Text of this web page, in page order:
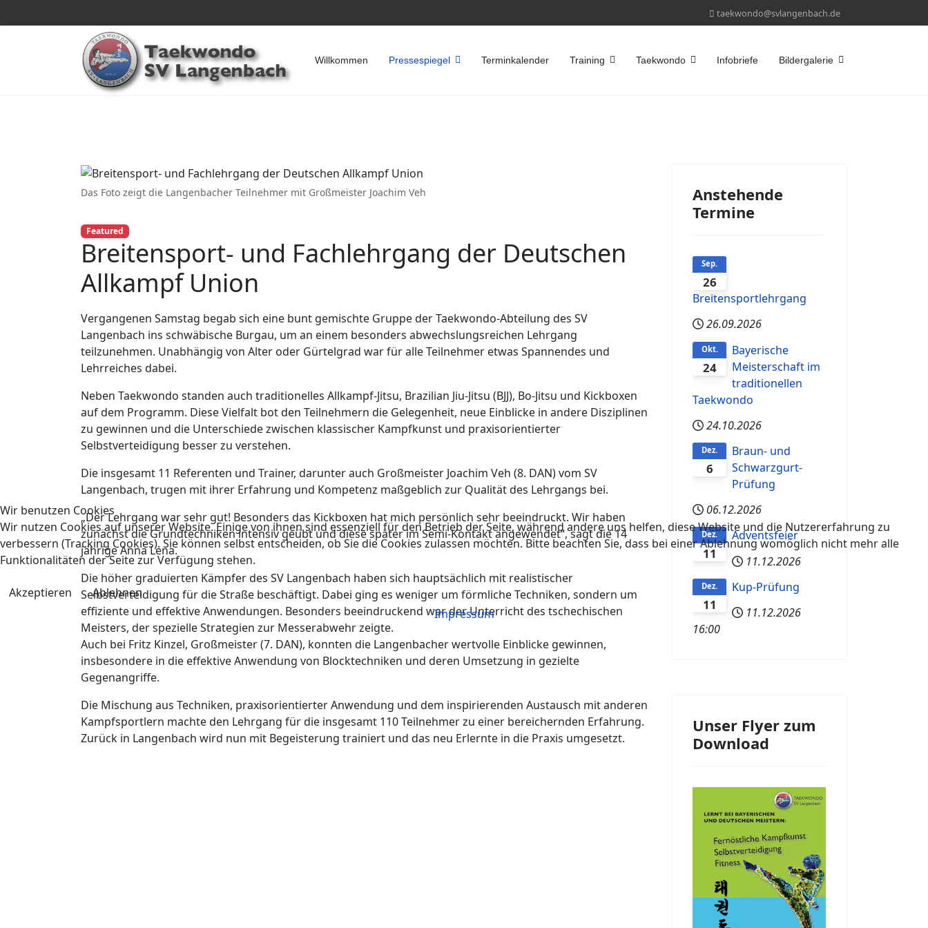
taekwondo@svlangenbach.de
Willkommen Pressespiegel Terminkalender Training Taekwondo Infobriefe Bildergalerie
Das Foto zeigt die Langenbacher Teilnehmer mit Großmeister Joachim Veh
Featured
Breitensport- und Fachlehrgang der Deutschen
Allkampf Union
Vergangenen Samstag begab sich eine bunt gemischte Gruppe der Taekwondo-Abteilung des SV
Langenbach ins schwäbische Burgau, um an einem besonders abwechslungsreichen Lehrgang
teilzunehmen. Unabhängig von Alter oder Gürtelgrad war für alle Teilnehmer etwas Spannendes und
Lehrreiches dabei.
Neben Taekwondo standen auch traditionelles Allkampf-Jitsu, Brazilian Jiu-Jitsu (BJJ), Bo-Jitsu und Kickboxen
auf dem Programm. Diese Vielfalt bot den Teilnehmern die Gelegenheit, neue Einblicke in andere Disziplinen
zu gewinnen und die Unterschiede zwischen klassischer Kampfkunst und praxisorientierter
Selbstverteidigung besser zu verstehen.
Die insgesamt 11 Referenten und Trainer, darunter auch Großmeister Joachim Veh (8. DAN) vom SV
Langenbach, trugen mit ihrer Erfahrung und Kompetenz maßgeblich zur Qualität des Lehrgangs bei.
„Der Lehrgang war sehr gut! Besonders das Kickboxen hat mich persönlich sehr beeindruckt. Wir haben
zunächst die Grundtechniken intensiv geübt und diese später im Semi-Kontakt angewendet“, sagt die 14
jährige Anna Lena.
Die höher graduierten Kämpfer des SV Langenbach haben sich hauptsächlich mit realistischer
Selbstverteidigung für die Straße beschäftigt. Dabei ging es weniger um förmliche Techniken, sondern um
effiziente und effektive Anwendungen. Besonders beeindruckend war der Unterricht des tschechischen
Meisters, der spezielle Strategien zur Messerabwehr zeigte.
Auch bei Fritz Kinzel, Großmeister (7. DAN), konnten die Langenbacher wertvolle Einblicke gewinnen,
insbesondere in die effektive Anwendung von Blocktechniken und deren Umsetzung in gezielte
Gegenangriffe.
Die Mischung aus Techniken, praxisorientierter Anwendung und dem inspirierenden Austausch mit anderen
Kampfsportlern machte den Lehrgang für die insgesamt 110 Teilnehmer zu einer bereichernden Erfahrung.
Zurück in Langenbach wird nun mit Begeisterung trainiert und das neu Erlernte in die Praxis umgesetzt.
Anstehende
Termine
26
Sep.
Breitensportlehrgang
26.09.2026
24
Okt.
Bayerische
Meisterschaft im
traditionellen
Taekwondo
24.10.2026
6
Dez.
Braun- und
Schwarzgurt-
Prüfung
06.12.2026
11
Dez.
Adventsfeier
11.12.2026
11
Dez.
Kup-Prüfung
11.12.2026
16:00
Unser Flyer zum
Download
Wir benutzen Cookies
Wir nutzen Cookies auf unserer Website. Einige von ihnen sind essenziell für den Betrieb der Seite, während andere uns helfen, diese Website und die Nutzererfahrung zu
verbessern (Tracking Cookies). Sie können selbst entscheiden, ob Sie die Cookies zulassen möchten. Bitte beachten Sie, dass bei einer Ablehnung womöglich nicht mehr alle
Funktionalitäten der Seite zur Verfügung stehen.
Akzeptieren
Ablehnen
Impressum